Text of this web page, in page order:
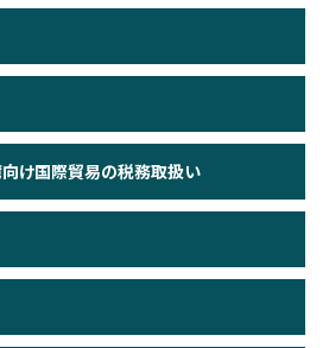
け国際貿易の税務取扱い